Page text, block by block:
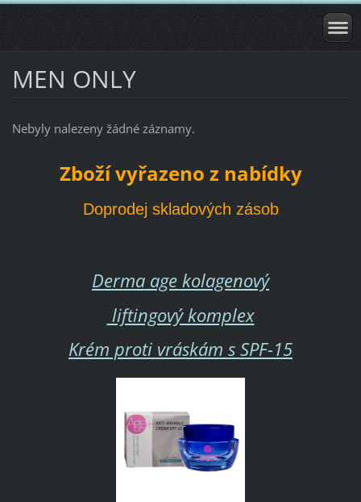
MEN ONLY
Nebyly nalezeny žádné záznamy.
Zboží vyřazeno z nabídky
Doprodej skladových zásob
Derma age kolagenový
liftingový komplex
Krém proti vráskám s SPF-15